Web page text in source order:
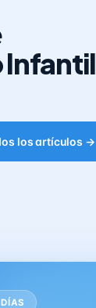
Infantil
los artículos →